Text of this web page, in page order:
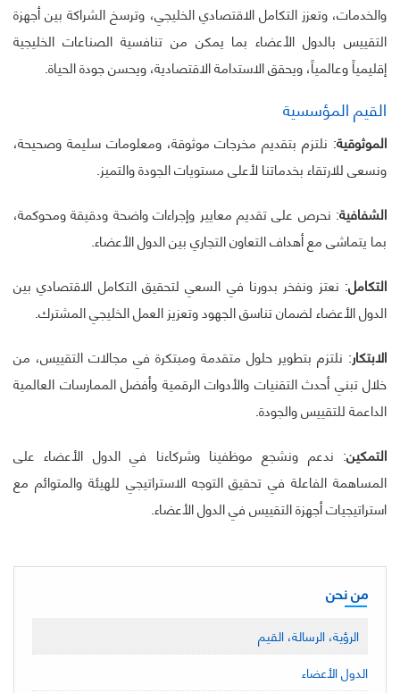
والخدمات، وتعزز التكامل الاقتصادي الخليجي، وترسخ الشراكة بين أجهزة
التقييس بالدول الأعضاء بما يمكن من تنافسية الصناعات الخليجية
إقليمياً وعالمياً، ويحقق الاستدامة الاقتصادية، ويحسن جودة الحياة.
القيم المؤسسية
الموثوقية: نلتزم بتقديم مخرجات موثوقة، ومعلومات سليمة وصحيحة،
ونسعى للارتقاء بخدماتنا لأعلى مستويات الجودة والتميز.
الشفافية: نحرص على تقديم معايير وإجراءات واضحة ودقيقة ومحوكمة،
بما يتماشى مع أهداف التعاون التجاري بين الدول الأعضاء.
التكامل: نعتز ونفخر بدورنا في السعي لتحقيق التكامل الاقتصادي بين
الدول الأعضاء لضمان تناسق الجهود وتعزيز العمل الخليجي المشترك.
الابتكار: نلتزم بتطوير حلول متقدمة ومبتكرة في مجالات التقييس، من
خلال تبني أحدث التقنيات والأدوات الرقمية وأفضل الممارسات العالمية
الداعمة للتقييس والجودة.
التمكين: ندعم ونشجع موظفينا وشركاءنا في الدول الأعضاء على
المساهمة الفاعلة في تحقيق التوجه الاستراتيجي للهيئة والمتوائم مع
استراتيجيات أجهزة التقييس في الدول الأعضاء.
من نحن
الرؤية، الرسالة، القيم
الدول الأعضاء